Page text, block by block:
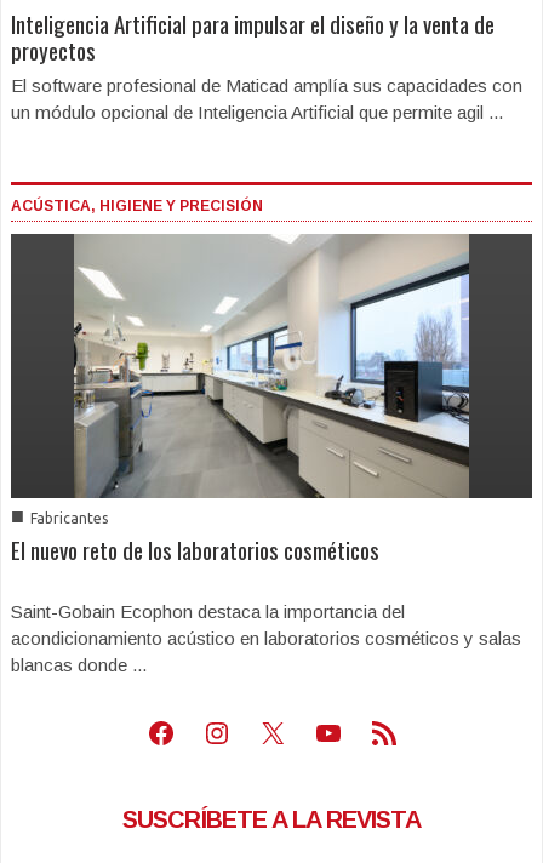
Inteligencia Artificial para impulsar el diseño y la venta de
proyectos
El software profesional de Maticad amplía sus capacidades con
un módulo opcional de Inteligencia Artificial que permite agil ...
ACÚSTICA, HIGIENE Y PRECISIÓN
■ Fabricantes
El nuevo reto de los laboratorios cosméticos
Saint-Gobain Ecophon destaca la importancia del
acondicionamiento acústico en laboratorios cosméticos y salas
blancas donde ...
Facebook
Instagram
X Youtube
Feed RSS
SUSCRÍBETE A LA REVISTA